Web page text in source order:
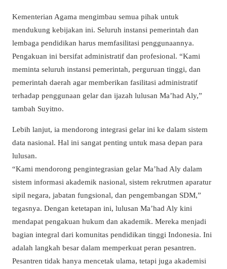
Kementerian Agama mengimbau semua pihak untuk
mendukung kebijakan ini. Seluruh instansi pemerintah dan
lembaga pendidikan harus memfasilitasi penggunaannya.
Pengakuan ini bersifat administratif dan profesional. “Kami
meminta seluruh instansi pemerintah, perguruan tinggi, dan
pemerintah daerah agar memberikan fasilitasi administratif
terhadap penggunaan gelar dan ijazah lulusan Ma’had Aly,”
tambah Suyitno.
Lebih lanjut, ia mendorong integrasi gelar ini ke dalam sistem
data nasional. Hal ini sangat penting untuk masa depan para
lulusan.
“Kami mendorong pengintegrasian gelar Ma’had Aly dalam
sistem informasi akademik nasional, sistem rekrutmen aparatur
sipil negara, jabatan fungsional, dan pengembangan SDM,”
tegasnya. Dengan ketetapan ini, lulusan Ma’had Aly kini
mendapat pengakuan hukum dan akademik. Mereka menjadi
bagian integral dari komunitas pendidikan tinggi Indonesia. Ini
adalah langkah besar dalam memperkuat peran pesantren.
Pesantren tidak hanya mencetak ulama, tetapi juga akademisi